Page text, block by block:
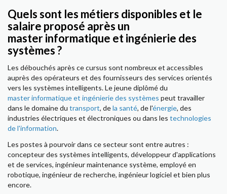
Quels sont les métiers disponibles et le
salaire proposé après un
master informatique et ingénierie des
systèmes ?
Les débouchés après ce cursus sont nombreux et accessibles
auprès des opérateurs et des fournisseurs des services orientés
vers les systèmes intelligents. Le jeune diplômé du
master informatique et ingénierie des systèmes peut travailler
dans le domaine du transport, dela santé, de l'énergie, des
industries électriques et électroniques ou dans les technologies
de l'information.
Les postes à pourvoir dans ce secteur sont entre autres :
concepteur des systèmes intelligents, développeur d'applications
et de services, ingénieur maintenance système, employé en
robotique, ingénieur de recherche, ingénieur logiciel et bien plus
encore.